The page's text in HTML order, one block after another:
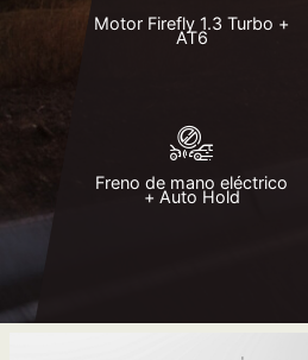
Motor Firefly 1.3 Turbo +
AT6
Freno de mano eléctrico
+ Auto Hold